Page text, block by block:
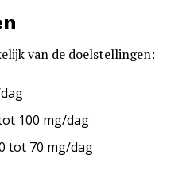
van de doelstellingen:
100 mg/dag
tot 70 mg/dag